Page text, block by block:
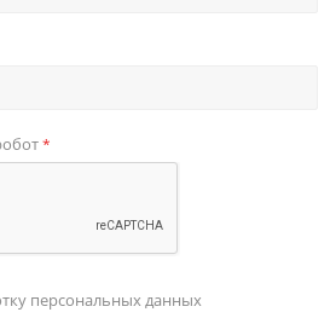
*
персональных данных